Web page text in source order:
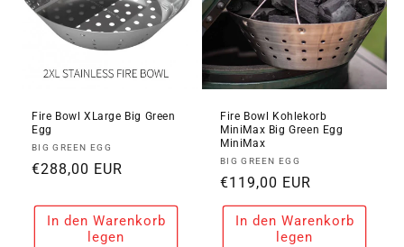
Fire Bowl XLarge Big Green
Egg
Anbieter:
BIG GREEN EGG
Normaler
€288,00 EUR
In den Warenkorb
legen
Fire Bowl Kohlekorb
MiniMax Big Green Egg
MiniMax
Anbieter:
BIG GREEN EGG
Normaler
Preis
€119,00 EUR
In den Warenkorb
legen